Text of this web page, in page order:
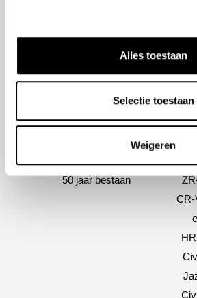
Alles toestaan
Selectie toestaan
Weigeren
50 jaar bestaan
CR-